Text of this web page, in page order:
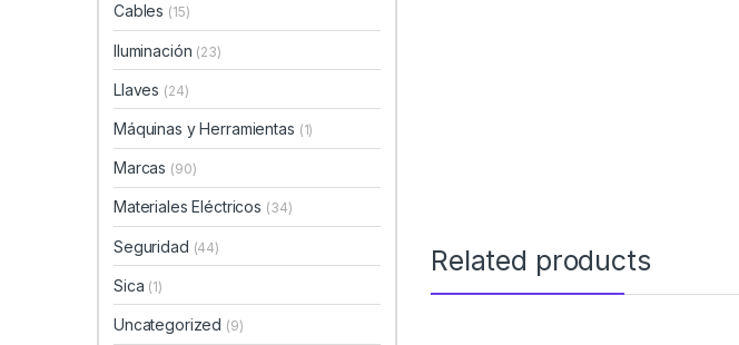
Related products
Cables (15)
Iluminación (23)
Llaves (24)
Máquinas y Herramientas (1)
Marcas (90)
Materiales Eléctricos (34)
Seguridad (44)
Sica (1)
Uncategorized (9)